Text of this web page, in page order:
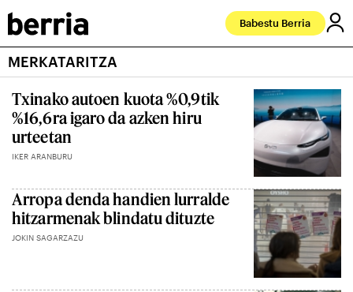
Babestu Berria
MERKATARITZA
Txinako autoen kuota %0,9tik
%16,6ra igaro da azken hiru
urteetan
IKER ARANBURU
Arropa denda handien lurralde
hitzarmenak blindatu dituzte
JOKIN SAGARZAZU